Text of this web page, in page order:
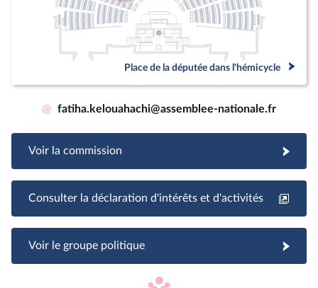
Place de la députée dans l'hémicycle
@ fatiha.kelouahachi@assemblee-nationale.fr
Voir la commission
Consulter la déclaration d'intérêts et d'activités
Voir le groupe politique